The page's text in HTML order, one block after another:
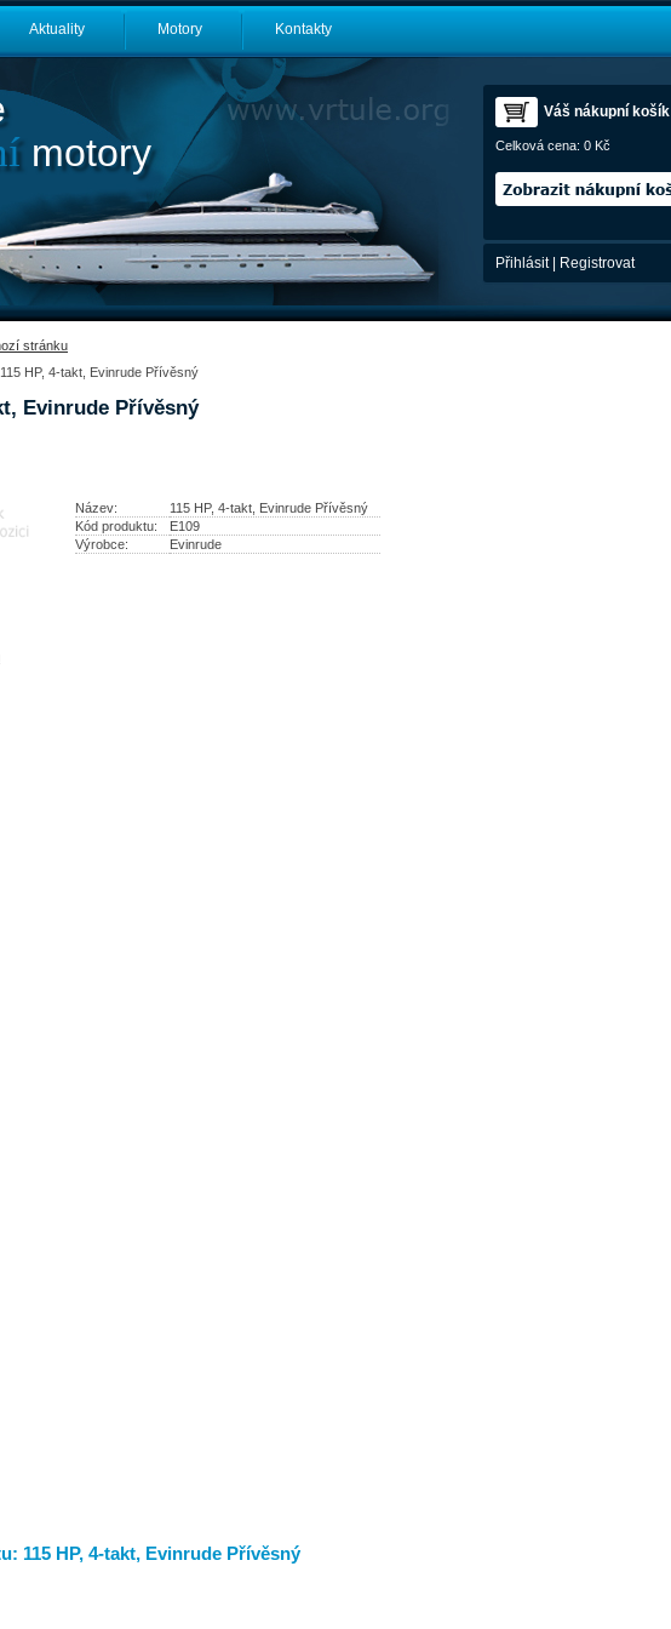
Aktuality Motory Kontakty
motory
Váš nákupní košík
Celková cena: 0 Kč
Přihlásit| Registrovat
stránku
HP, 4-takt, Evinrude Přívěsný
Evinrude Přívěsný
Název:
115 HP, 4-takt, Evinrude Přívěsný
Kód produktu:
E109
Výrobce:
Evinrude
115 HP, 4-takt, Evinrude Přívěsný